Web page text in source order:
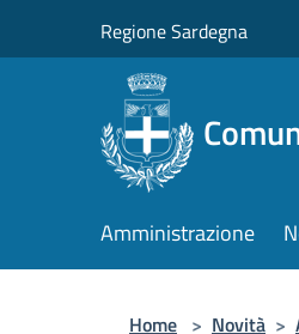
Regione Sardegna
Amministrazione
Home > Novità >